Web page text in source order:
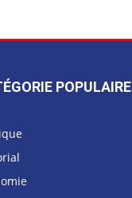
POPULAIRE